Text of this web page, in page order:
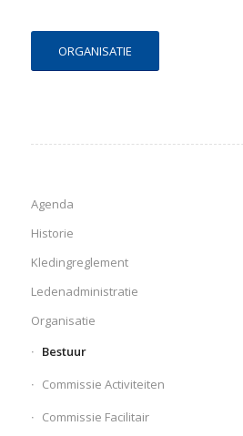
ORGANISATIE
Agenda
Historie
Kledingreglement
Ledenadministratie
Organisatie
Bestuur
Commissie Activiteiten
Commissie Facilitair